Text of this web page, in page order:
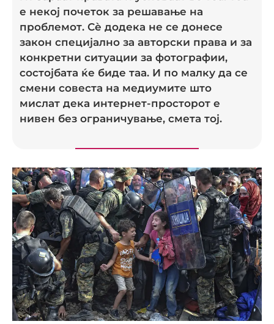
е некој почеток за решавање на
проблемот. Сè додека не се донесе
закон специјално за авторски права и за
конкретни ситуации за фотографии,
состојбата ќе биде таа. И по малку да се
смени совеста на медиумите што
мислат дека интернет-просторот е
нивен без ограничување, смета тој.